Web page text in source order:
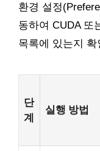
환경 설정
동하여 CUDA 또
목록에 있는지 확
단
계
실행 방법